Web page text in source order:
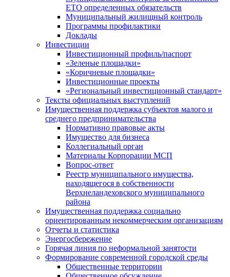
ЕТО определенных обязательств
Муниципальный жилищный контроль
Программы профилактики
Доклады
Инвестиции
Инвестиционный профиль/паспорт
«Зеленые площадки»
«Коричневые площадки»
Инвестиционные проекты
«Региональный инвестиционный стандарт»
Тексты официальных выступлений
Имущественная поддержка субъектов малого и
среднего предпринимательства
Нормативно правовые акты
Имущество для бизнеса
Коллегиальный орган
Материалы Корпорации МСП
Вопрос-ответ
Реестр муниципального имущества,
находящегося в собственности
Верхнеландеховского муниципального
района
Имущественная поддержка социально
ориентированным некоммерческим организациям
Отчеты и статистика
Энергосбережение
Горячая линия по неформальной занятости
Формирование современной городской среды
Общественные территории